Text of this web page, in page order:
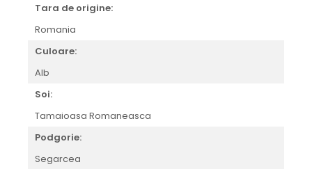
Tara de origine:
Romania
Culoare:
Alb
Soi:
Tamaioasa Romaneasca
Podgorie:
Segarcea